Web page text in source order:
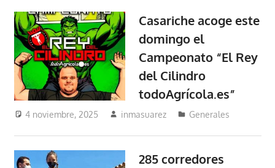
Casariche
(Sevilla)
Casariche acoge este
domingo el
Campeonato “El Rey
del Cilindro
todoAgrícola.es”
4 noviembre, 2025 inmasuarez Generales
285 corredores